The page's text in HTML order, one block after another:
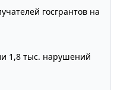
госгрантов на
1,8 тыс. нарушений